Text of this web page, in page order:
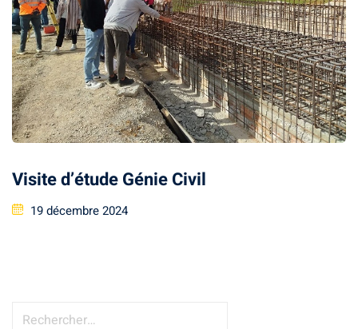
Visite d’étude Génie Civil
19 décembre 2024